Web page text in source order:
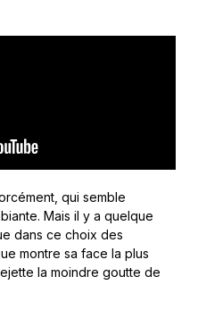
qui semble
Mais il y a quelque
dans ce choix des
montre sa face la plus
la moindre goutte de